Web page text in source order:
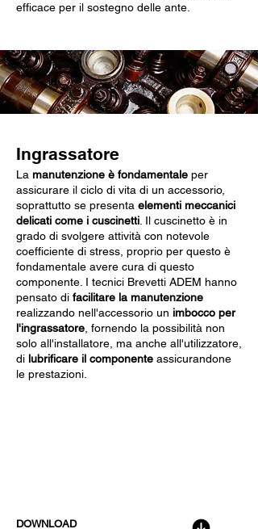
efficace per il sostegno delle ante.
Ingrassatore
La manutenzione è fondamentale per
assicurare il ciclo di vita di un accessorio,
soprattutto se presenta elementi meccanici
delicati come i cuscinetti . Il cuscinetto è in
grado di svolgere attività con notevole
coefficiente di stress, proprio per questo è
fondamentale avere cura di questo
componente. I tecnici Brevetti ADEM hanno
pensato di facilitare la manutenzione
realizzando nell'accessorio un imbocco per
l'ingrassatore , fornendo la possibilità non
solo all'installatore, ma anche all'utilizzatore,
di lubrificare il componente assicurandone
le prestazioni.
DOWNLOAD